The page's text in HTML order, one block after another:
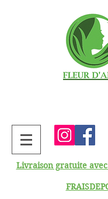
Livraison gratuite